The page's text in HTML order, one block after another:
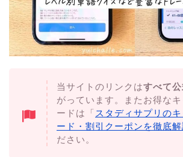
当サイトのリンクはすべて公
がっています。またお得な
ードは「 スタディサプリの
ード・割引クーポンを徹底解
ださい。